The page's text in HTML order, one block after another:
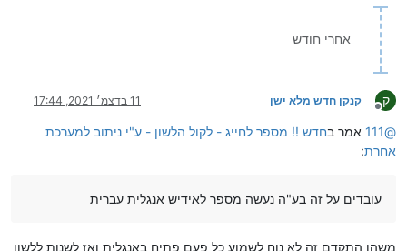
אחרי חודש
ק
מנותק
קנקן חדש מלא ישן 11 בדצמ׳ 2021, 17:44
@
111 אמר בחדש !! מספר לחייג - לקול הלשון - ע"י ניתוב למערכת
אחרת:
עובדים על זה בע"ה נעשה מספר לאידיש אנגלית עברית
משהו התקדם זה לא נוח לשמוע כל פעם פתיח באנגלית ואז לשנות ללשון